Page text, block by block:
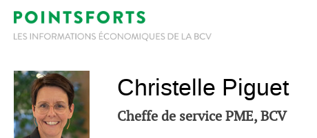
Christelle Piguet
Cheffe de service PME, BCV